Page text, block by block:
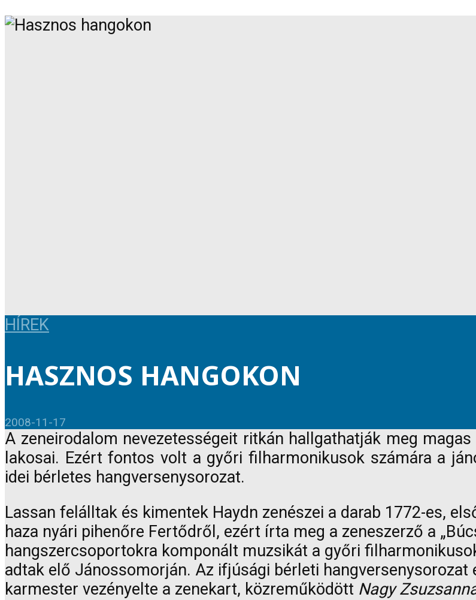
HÍREK
HASZNOS HANGOKON
2008-11-17
A zeneirodalom nevezetességeit ritkán hallgathatják meg
lakosai. Ezért fontos volt a győri filharmonikusok számára a
idei bérletes hangversenysorozat.
Lassan felálltak és kimentek Haydn zenészei a darab 1772-es,
haza nyári pihenőre Fertődről, ezért írta meg a zeneszerző a
hangszercsoportokra komponált muzsikát a győri
adtak elő Jánossomorján. Az ifjúsági bérleti hangversenysorozat
karmester vezényelte a zenekart, közreműködött Nagy